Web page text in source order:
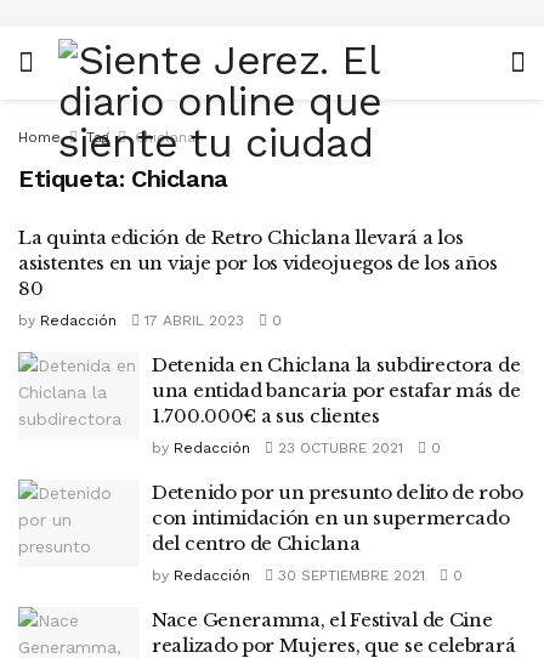
Home Tag Chiclana
Etiqueta: Chiclana
La quinta edición de Retro Chiclana llevará a los
asistentes en un viaje por los videojuegos de los años
80
by Redacción 17 ABRIL 2023 0
Detenida en Chiclana la subdirectora de
una entidad bancaria por estafar más de
1.700.000€ a sus clientes
by Redacción 23 OCTUBRE 2021 0
Detenido por un presunto delito de robo
con intimidación en un supermercado
del centro de Chiclana
by Redacción 30 SEPTIEMBRE 2021 0
Nace Generamma, el Festival de Cine
realizado por Mujeres, que se celebrará